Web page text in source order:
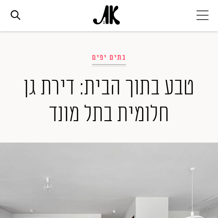
אופנה
ביוטי
המגזין
בתים יפים
טבע בתוך הבית: דירת גן
חלומית בתל מונד